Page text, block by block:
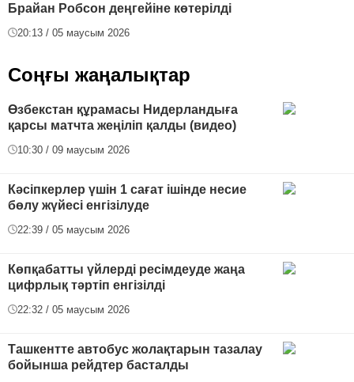
Брайан Робсон деңгейіне көтерілді
20:13 / 05 маусым 2026
Соңғы жаңалықтар
Өзбекстан құрамасы Нидерландыға
қарсы матчта жеңіліп қалды (видео)
10:30 / 09 маусым 2026
Кәсіпкерлер үшін 1 сағат ішінде несие
бөлу жүйесі енгізілуде
22:39 / 05 маусым 2026
Көпқабатты үйлерді ресімдеуде жаңа
цифрлық тәртіп енгізілді
22:32 / 05 маусым 2026
Ташкентте автобус жолақтарын тазалау
бойынша рейдтер басталды